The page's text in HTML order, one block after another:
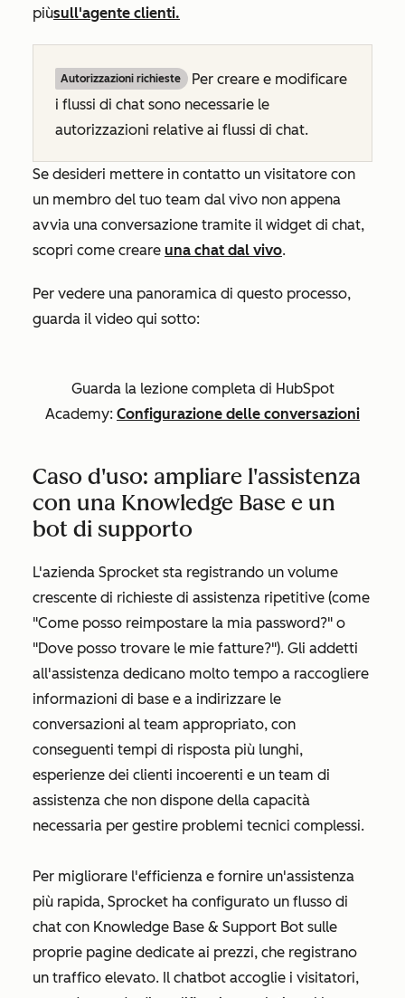
piùsull'agente clienti.
Autorizzazioni richieste
Per creare e modificare
i flussi di chat sono necessarie le
autorizzazioni relative ai flussi di chat.
Se desideri mettere in contatto un visitatore con
un membro del tuo team dal vivo non appena
avvia una conversazione tramite il widget di chat,
scopri come creare una chat dal vivo.
Per vedere una panoramica di questo processo,
guarda il video qui sotto:
Guarda la lezione completa di HubSpot
Academy: Configurazione delle conversazioni
Caso d'uso: ampliare l'assistenza
con una Knowledge Base e un
bot di supporto
L'azienda Sprocket sta registrando un volume
crescente di richieste di assistenza ripetitive (come
"Come posso reimpostare la mia password?" o
"Dove posso trovare le mie fatture?"). Gli addetti
all'assistenza dedicano molto tempo a raccogliere
informazioni di base e a indirizzare le
conversazioni al team appropriato, con
conseguenti tempi di risposta più lunghi,
esperienze dei clienti incoerenti e un team di
assistenza che non dispone della capacità
necessaria per gestire problemi tecnici complessi.
Per migliorare l'efficienza e fornire un'assistenza
più rapida, Sprocket ha configurato un flusso di
chat con Knowledge Base & Support Bot sulle
proprie pagine dedicate ai prezzi, che registrano
un traffico elevato. Il chatbot accoglie i visitatori,